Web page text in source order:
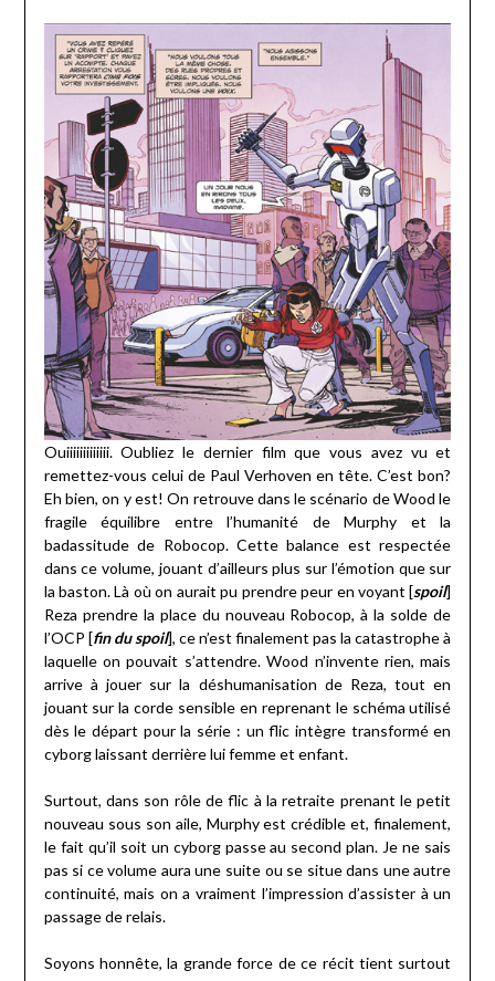
Ouiiiiiiiiiiiii. Oubliez le dernier film que vous avez vu et
remettez-vous celui de Paul Verhoven en tête. C’est bon?
Eh bien, on y est! On retrouve dans le scénario de Wood le
fragile équilibre entre l’humanité de Murphy et la
badassitude de Robocop. Cette balance est respectée
dans ce volume, jouant d’ailleurs plus sur l’émotion que sur
la baston. Là où on aurait pu prendre peur en voyant [spoil]
Reza prendre la place du nouveau Robocop, à la solde de
l’OCP [fin du spoil], ce n’est finalement pas la catastrophe à
laquelle on pouvait s’attendre. Wood n’invente rien, mais
arrive à jouer sur la déshumanisation de Reza, tout en
jouant sur la corde sensible en reprenant le schéma utilisé
dès le départ pour la série : un flic intègre transformé en
cyborg laissant derrière lui femme et enfant.
Surtout, dans son rôle de flic à la retraite prenant le petit
nouveau sous son aile, Murphy est crédible et, finalement,
le fait qu’il soit un cyborg passe au second plan. Je ne sais
pas si ce volume aura une suite ou se situe dans une autre
continuité, mais on a vraiment l’impression d’assister à un
passage de relais.
Soyons honnête, la grande force de ce récit tient surtout